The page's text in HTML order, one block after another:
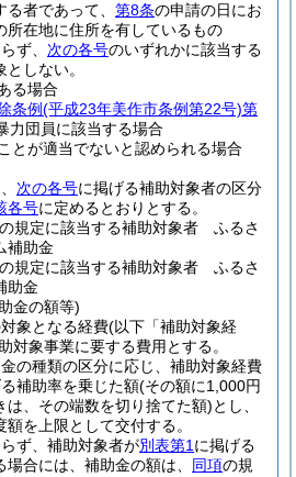
者であって、 第8条の申請の日にお
所在地に住所を有しているもの
ず、 次の各号のいずれかに該当する
しない。
る場合
条例(平成23年美作市条例第22号)第
力団員に該当する場合
とが適当でないと認められる場合
次の各号に掲げる補助対象者の区分
各号に定めるとおりとする。
の規定に該当する補助対象者 ふるさ
補助金
の規定に該当する補助対象者 ふるさ
助金
金の額等)
象となる経費(以下「補助対象経
対象事業に要する費用とする。
の種類の区分に応じ、補助対象経費
補助率を乗じた額(その額に1,000円
は、その端数を切り捨てた額)とし、
を上限として交付する。
ず、補助対象者が別表第1 に掲げる
合には、補助金の額は、 同項の規